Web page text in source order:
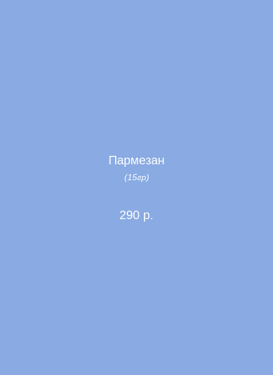
Пармезан
(15гр)
290 р.